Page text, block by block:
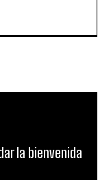
la bienvenida